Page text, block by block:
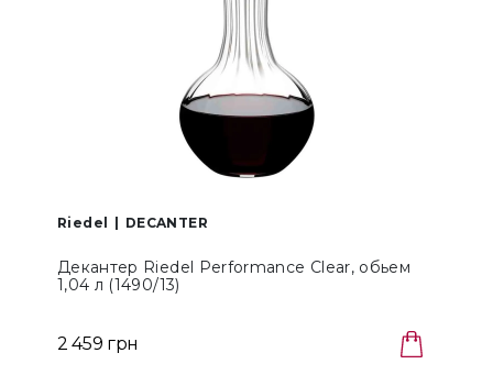
Riedel DECANTER
Декантер Riedel Performance Clear, обьем
1,04 л (1490/13)
2 459 грн